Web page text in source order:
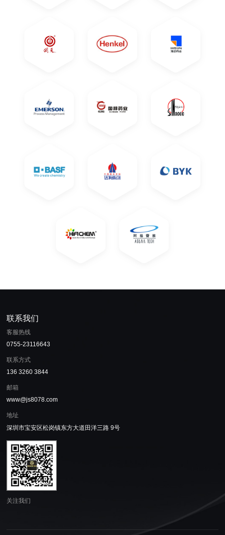
关注我们
联系我们
客服热线
0755-23116643
联系方式
136 3260 3844
邮箱
www@js8078.com
地址
深圳市宝安区松岗镇东方大道田洋三路 9号